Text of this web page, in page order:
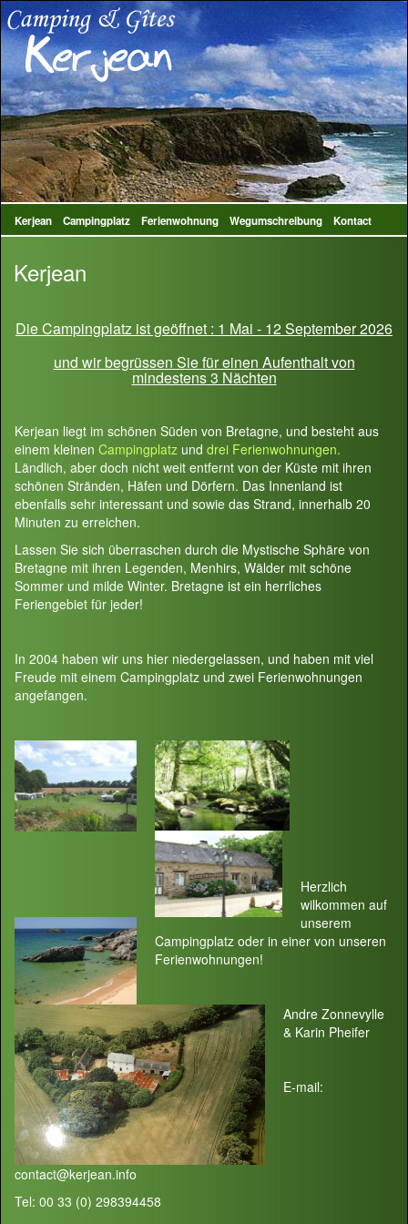
Kerjean Campingplatz Ferienwohnung Wegumschreibung Kontact
Kerjean
Die Campingplatz ist geöffnet : 1 Mai - 12 September 2026
und wir begrüssen Sie für einen Aufenthalt von
mindestens 3 Nächten
Kerjean liegt im schönen Süden von Bretagne, und besteht aus
einem kleinen Campingplatz und drei Ferienwohnungen.
Ländlich, aber doch nicht weit entfernt von der Küste mit ihren
schönen Stränden, Häfen und Dörfern. Das Innenland ist
ebenfalls sehr interessant und sowie das Strand, innerhalb 20
Minuten zu erreichen.
Lassen Sie sich überraschen durch die Mystische Sphäre von
Bretagne mit ihren Legenden, Menhirs, Wälder mit schöne
Sommer und milde Winter. Bretagne ist ein herrliches
Feriengebiet für jeder!
In 2004 haben wir uns hier niedergelassen, und haben mit viel
Freude mit einem Campingplatz und zwei Ferienwohnungen
angefangen.
Herzlich
wilkommen auf
unserem
Campingplatz oder in einer von unseren
Ferienwohnungen!
Andre Zonnevylle
& Karin Pheifer
E-mail:
contact@kerjean.info
Tel: 00 33 (0) 298394458